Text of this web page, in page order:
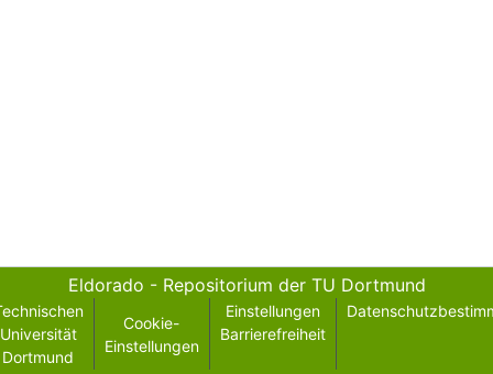
Eldorado - Repositorium der TU Dortmund
Universität
Dortmund
Cookie-
Einstellungen
Einstellungen
Barrierefreiheit